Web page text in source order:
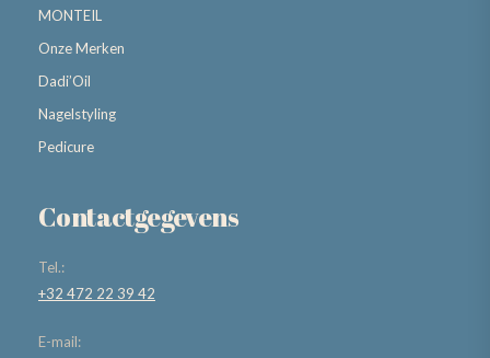
MONTEIL
Onze Merken
Dadi’Oil
Nagelstyling
Pedicure
Contactgegevens
Tel.:
+32 472 22 39 42
E-mail: